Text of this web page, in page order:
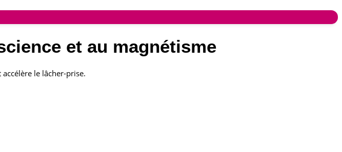
et au magnétisme
le lâcher-prise.